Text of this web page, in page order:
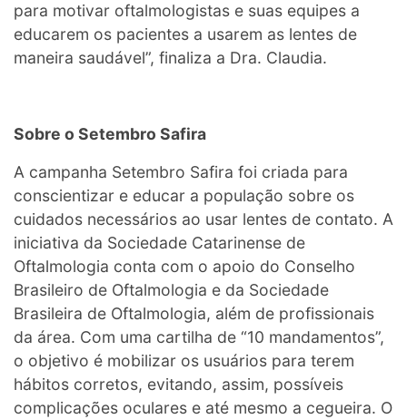
para motivar oftalmologistas e suas equipes a
educarem os pacientes a usarem as lentes de
maneira saudável”, finaliza a Dra. Claudia.
Sobre o Setembro Safira
A campanha Setembro Safira foi criada para
conscientizar e educar a população sobre os
cuidados necessários ao usar lentes de contato. A
iniciativa da Sociedade Catarinense de
Oftalmologia conta com o apoio do Conselho
Brasileiro de Oftalmologia e da Sociedade
Brasileira de Oftalmologia, além de profissionais
da área. Com uma cartilha de “10 mandamentos”,
o objetivo é mobilizar os usuários para terem
hábitos corretos, evitando, assim, possíveis
complicações oculares e até mesmo a cegueira. O